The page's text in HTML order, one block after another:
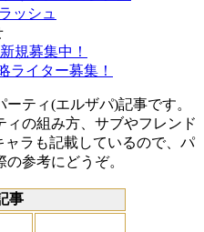
ッシュ
規募集中！
ライター募集！
ティ(エルザパ)記事です。
の組み方、サブやフレンド
ラも記載しているので、パ
参考にどうぞ。
事